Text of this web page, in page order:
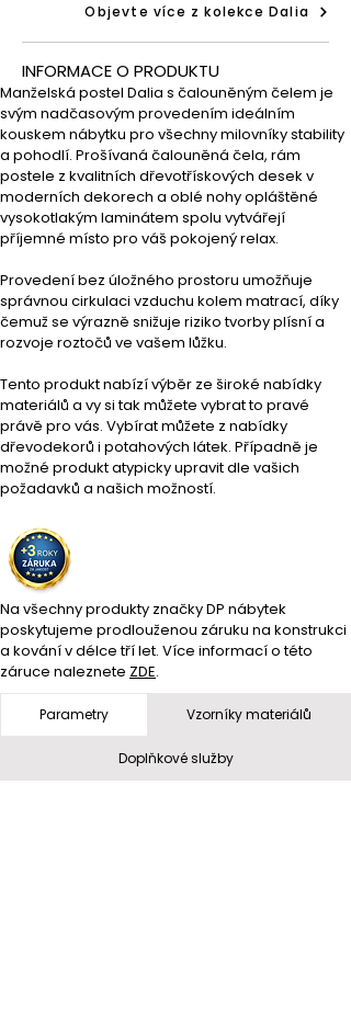
Objevte více z kolekce Dalia
INFORMACE O PRODUKTU
Manželská postel Dalia s čalouněným čelem je
svým nadčasovým provedením ideálním
kouskem nábytku pro všechny milovníky stability
a pohodlí. Prošívaná čalouněná čela, rám
postele z kvalitních dřevotřískových desek v
moderních dekorech a oblé nohy opláštěné
vysokotlakým laminátem spolu vytvářejí
příjemné místo pro váš pokojený relax.
Provedení bez úložného prostoru umožňuje
správnou cirkulaci vzduchu kolem matrací, díky
čemuž se výrazně snižuje riziko tvorby plísní a
rozvoje roztočů ve vašem lůžku.
Tento produkt nabízí výběr ze široké nabídky
materiálů a vy si tak můžete vybrat to pravé
právě pro vás. Vybírat můžete z nabídky
dřevodekorů i potahových látek. Případně je
možné produkt atypicky upravit dle vašich
požadavků a našich možností.
Na všechny produkty značky DP nábytek
poskytujeme prodlouženou záruku na konstrukci
a kování v délce tří let. Více informací o této
záruce naleznete ZDE.
Parametry Vzorníky materiálů
Doplňkové služby